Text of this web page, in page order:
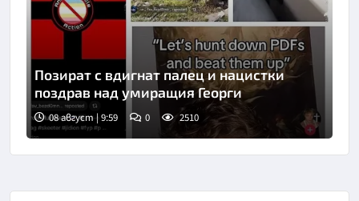
Позират с вдигнат палец и нацистки
поздрав над умиращия Георги
08 август | 9:59 0 2510